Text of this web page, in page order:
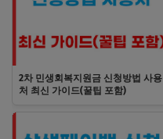
2차 민생회복지원금 신청방법 사용
처 최신 가이드(꿀팁 포함)